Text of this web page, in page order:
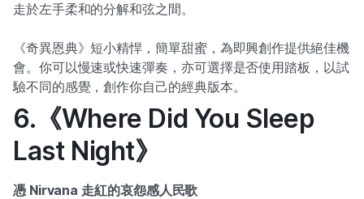
走於左手柔和的分解和弦之間。
《奇異恩典》短小精悍，簡單甜蜜，為即興創作提供絕佳機
會。你可以慢速或快速彈奏，亦可選擇是否使用踏板，以試
驗不同的感覺，創作你自己的經典版本。
6.《Where Did You Sleep
Last Night》
憑 Nirvana 走紅的哀怨感人民歌